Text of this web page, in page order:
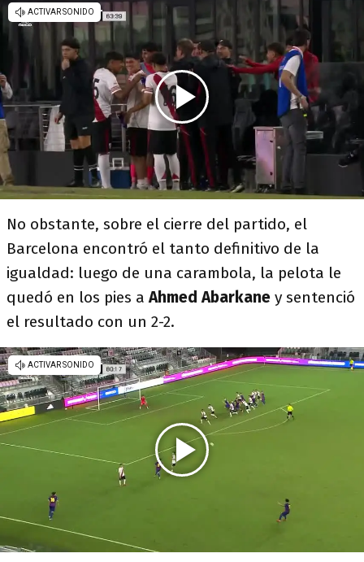
No obstante, sobre el cierre del partido, el
Barcelona encontró el tanto definitivo de la
igualdad: luego de una carambola, la pelota le
quedó en los pies aAhmed Abarkane y sentenció
el resultado con un 2-2.